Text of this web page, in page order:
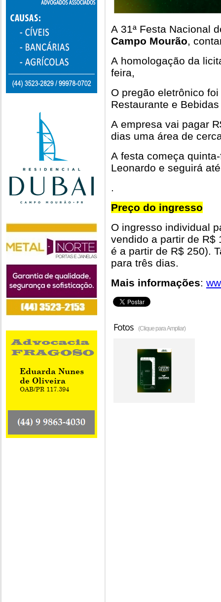
A 31ª Festa Nacional
Campo Mourão,
A homologação da
feira,
O pregão eletrônico
Restaurante e
A empresa vai pagar
dias uma área de
A festa começa
Leonardo e seguirá
.
Preço do ingresso
O ingresso individual
vendido a partir de R$
é a partir de R$ 250).
para três dias.
Mais informações:
Fotos (Clique para Ampliar)